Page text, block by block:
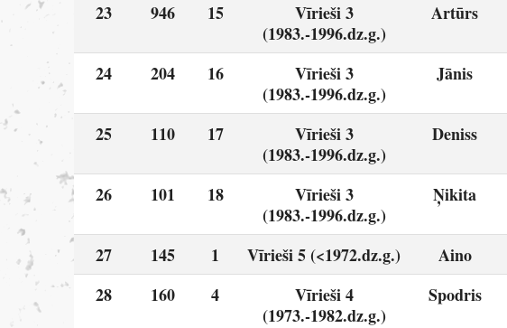
23 946 15
Vīrieši 3
(1983.-1996.dz.g.)
Artūrs
24 204 16
Vīrieši 3
(1983.-1996.dz.g.)
Jānis
25
110 17
Vīrieši 3
(1983.-1996.dz.g.)
Deniss
26 101 18
Vīrieši 3
(1983.-1996.dz.g.)
Ņikita
27 145 1 Vīrieši 5 (<1972.dz.g.) Aino
28
160 4
Vīrieši 4
(1973.-1982.dz.g.)
Spodris